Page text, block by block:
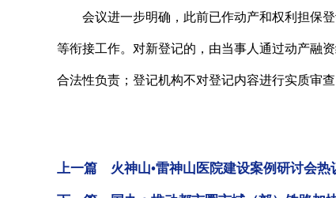
会议进一步明确，此前已作动产和权利担保登
等衔接工作。对新登记的，由当事人通过动产融
合法性负责；登记机构不对登记内容进行实质审查
上一篇 火神山•雷神山医院建设案例研讨会热